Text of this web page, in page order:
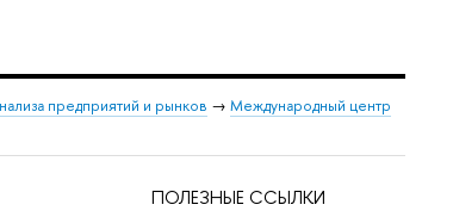
предприятий и рынков → Международный центр
ПОЛЕЗНЫЕ ССЫЛКИ